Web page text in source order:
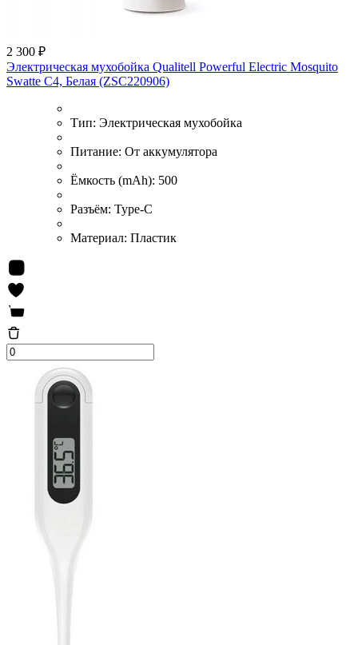
2 300 ₽
Электрическая мухобойка Qualitell Powerful Electric Mosquito
Swatte C4, Белая (ZSC220906)
Тип: Электрическая мухобойка
Питание: От аккумулятора
Ёмкость (mAh): 500
Разъём: Type-C
Материал: Пластик